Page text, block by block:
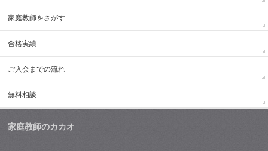
家庭教師をさがす
合格実績
ご入会までの流れ
無料相談
家庭教師のカカオ